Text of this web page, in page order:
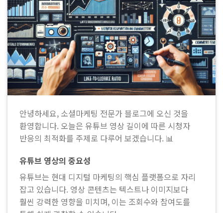
안녕하세요, 소셜마케팅 전문가 블로그에 오신 것을
환영합니다. 오늘은 유튜브 영상 길이에 따른 시청자
반응의 최적화를 주제로 다루어 보겠습니다. 📊
유튜브 영상의 중요성
유튜브는 현대 디지털 마케팅의 핵심 플랫폼으로 자리
잡고 있습니다. 영상 콘텐츠는 텍스트나 이미지보다
훨씬 강력한 영향을 미치며, 이는 조회수와 참여도를